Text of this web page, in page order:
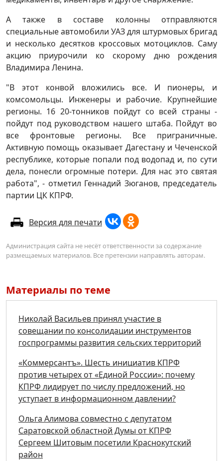
А также в составе колонны отправляются
специальные автомобили УАЗ для штурмовых бригад
и несколько десятков кроссовых мотоциклов. Саму
акцию приурочили ко скорому дню рождения
Владимира Ленина.
"В этот конвой вложились все. И пионеры, и
комсомольцы. Инженеры и рабочие. Крупнейшие
регионы. 16 20-тонников пойдут со всей страны -
пойдут под руководством нашего штаба. Пойдут во
все фронтовые регионы. Все приграничные.
Активную помощь оказывает Дагестану и Чеченской
республике, которые попали под водопад и, по сути
дела, понесли огромные потери. Для нас это святая
работа", - отметил Геннадий Зюганов, председатель
партии ЦК КПРФ.
Версия для печати
Администрация сайта не несёт ответственности за содержание
размещаемых материалов. Все претензии направлять авторам.
Материалы по теме
Николай Васильев принял участие в
совещании по консолидации инструментов
госпрограммы развития сельских территорий
«Коммерсантъ». Шесть инициатив КПРФ
против четырех от «Единой России»: почему
КПРФ лидирует по числу предложений, но
уступает в информационном давлении?
Ольга Алимова совместно с депутатом
Саратовской областной Думы от КПРФ
Сергеем Шитовым посетили Краснокутский
район